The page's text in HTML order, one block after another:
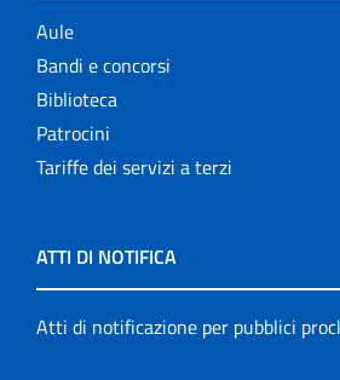
Aule
Bandi e concorsi
Biblioteca
Patrocini
Tariffe dei servizi a terzi
ATTI DI NOTIFICA
Atti di notificazione per pubblici